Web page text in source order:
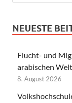
NEUESTE
Flucht- und
arabischen
8. August 2026